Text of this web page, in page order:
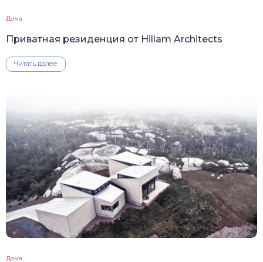
Дома
Приватная резиденция от Hillam Architects
Читать далее
Дома